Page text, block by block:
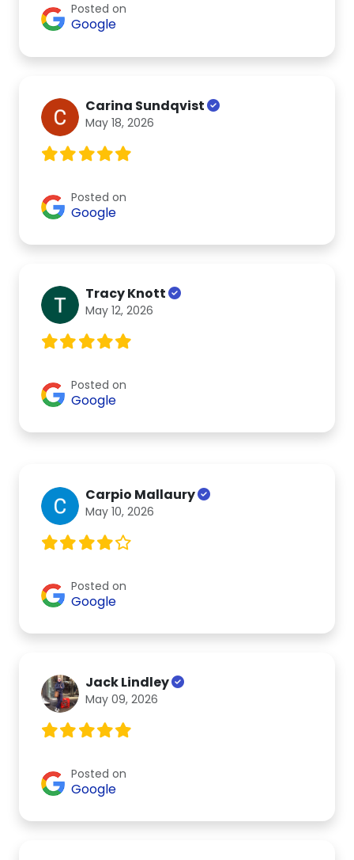
Posted on
Google
Carina Sundqvist
May 18, 2026
Posted on
Google
Tracy Knott
May 12, 2026
Posted on
Google
Carpio Mallaury
May 10, 2026
Posted on
Google
Jack Lindley
May 09, 2026
Posted on
Google